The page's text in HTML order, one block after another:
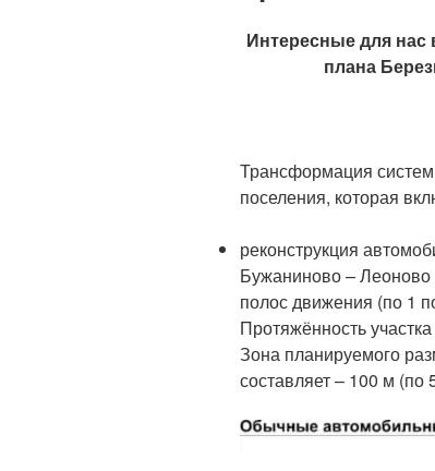
Интересные для нас
плана
Трансформация
поселения, которая
реконструкция
Бужаниново – Леоново
полос движения (по 1
Протяжённость
Зона планируемого
составляет – 100 м (по